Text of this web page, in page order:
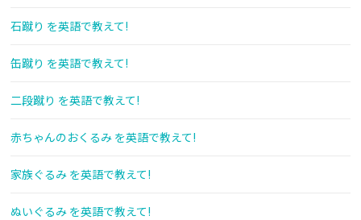
石蹴り を英語で教えて!
缶蹴り を英語で教えて!
二段蹴り を英語で教えて!
赤ちゃんのおくるみ を英語で教えて!
家族ぐるみ を英語で教えて!
ぬいぐるみ を英語で教えて!